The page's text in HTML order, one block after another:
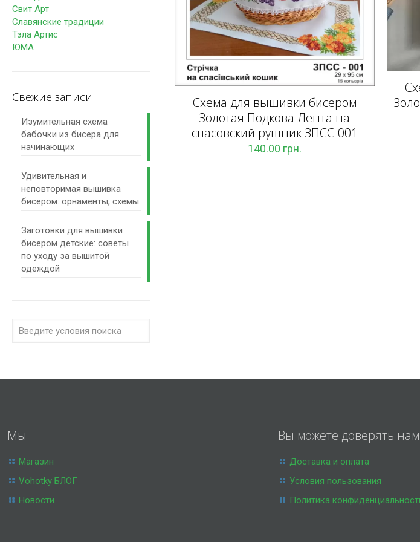
Схема для вышивки бисером
Золотая Подкова Лента на
спасовский рушник ЗПCC-001
140.00 грн.
Свит Арт
Славянские традиции
Тэла Артис
ЮМА
Свежие записи
Изумительная схема
бабочки из бисера для
начинающих
Удивительная и
неповторимая вышивка
бисером: орнаменты, схемы
Заготовки для вышивки
бисером детские: советы
по уходу за вышитой
одеждой
Мы
Магазин
Vohotky БЛОГ
Новости
Вы можете доверять нам
Доставка и оплата
Условия пользования
Политика